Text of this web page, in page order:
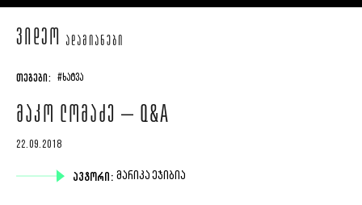
ᲕᲘᲓᲔᲝ ᲐᲓᲐᲛᲘᲐᲜᲔᲑᲘ
ᲗᲔᲒᲔᲑᲘ: #ᲮᲐᲢᲕᲐ
ᲛᲐᲙᲝ ᲚᲝᲛᲐᲫᲔ – Q&A
22.09.2018
ᲐᲕᲢᲝᲠᲘ: ᲛᲐᲠᲘᲙᲐ ᲔᲯᲘᲑᲘᲐ